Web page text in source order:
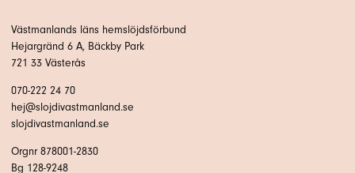
Västmanlands läns hemslöjdsförbund
Hejargränd 6 A, Bäckby Park
721 33 Västerås
070-222 24 70
hej@slojdivastmanland.se
slojdivastmanland.se
Orgnr 878001-2830
Bg 128-9248